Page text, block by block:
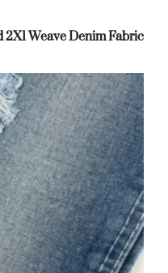
2X1 Weave Denim Fabric